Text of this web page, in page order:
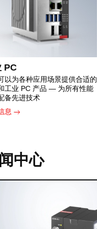
PC
以为各种应用场景提供合适的
工业 PC 产品 — 为所有性能
备先进技术
息
中心